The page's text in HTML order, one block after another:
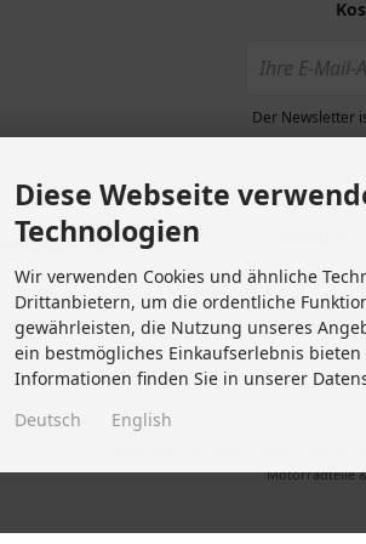
Der Newsletter
76 588
service.de
Kontakt
Lieferzeit
Vertrag
Cookie
Motorradteile
Diese Webseite
Technologien
Wir verwenden Cookies und ähnliche
Drittanbietern, um die ordentliche
gewährleisten, die Nutzung unseres
ein bestmögliches Einkaufserlebnis
Informationen finden Sie in unserer
Deutsch English